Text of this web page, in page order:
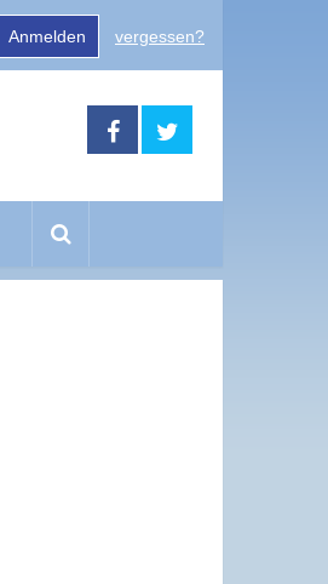
Anmelden vergessen?